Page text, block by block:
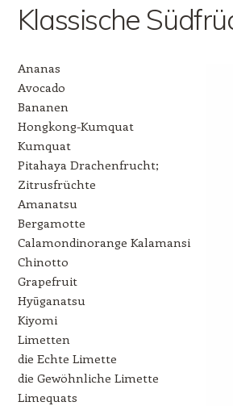
Klassische
Ananas
Avocado
Bananen
Hongkong-Kumquat
Kumquat
Pitahaya Drachenfrucht;
Zitrusfrüchte
Amanatsu
Bergamotte
Calamondinorange Kalamansi
Chinotto
Grapefruit
Hyūganatsu
Kiyomi
Limetten
die Echte Limette
die Gewöhnliche Limette
Limequats